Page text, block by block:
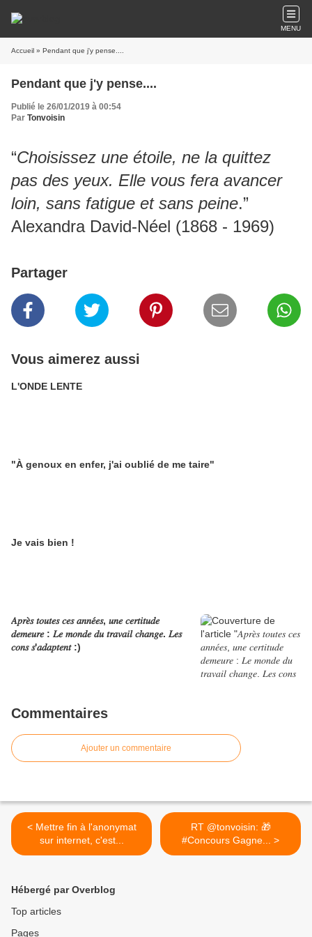
MENU
Accueil » Pendant que j'y pense....
Pendant que j'y pense....
Publié le 26/01/2019 à 00:54
Par Tonvoisin
“Choisissez une étoile, ne la quittez
pas des yeux. Elle vous fera avancer
loin, sans fatigue et sans peine.”
Alexandra David-Néel (1868 - 1969)
Partager
Vous aimerez aussi
L'ONDE LENTE
"À genoux en enfer, j'ai oublié de me taire"
Je vais bien !
𝐴𝑝𝑟𝑒̀𝑠 𝑡𝑜𝑢𝑡𝑒𝑠 𝑐𝑒𝑠 𝑎𝑛𝑛𝑒́𝑒𝑠, 𝑢𝑛𝑒 𝑐𝑒𝑟𝑡𝑖𝑡𝑢𝑑𝑒
𝑑𝑒𝑚𝑒𝑢𝑟𝑒 : 𝐿𝑒 𝑚𝑜𝑛𝑑𝑒 𝑑𝑢 𝑡𝑟𝑎𝑣𝑎𝑖𝑙 𝑐ℎ𝑎𝑛𝑔𝑒. 𝐿𝑒𝑠
𝑐𝑜𝑛𝑠 𝑠'𝑎𝑑𝑎𝑝𝑡𝑒𝑛𝑡 :)
Commentaires
Ajouter un commentaire
< Mettre fin à l'anonymat
sur internet, c'est...
RT @tonvoisin: 🎁
#Concours Gagne... >
Hébergé par Overblog
Top articles
Pages